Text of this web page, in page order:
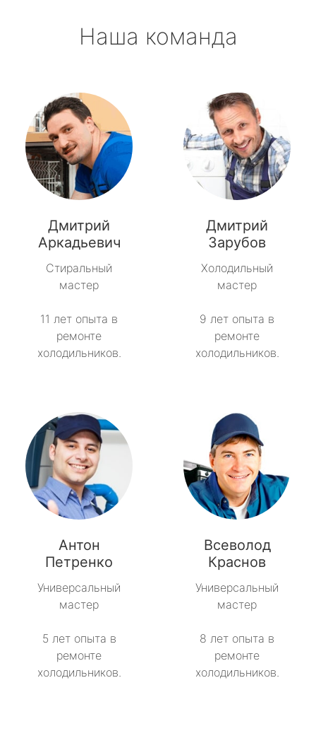
Наша команда
Дмитрий
Аркадьевич
Стиральный
мастер
11 лет опыта в
ремонте
холодильников.
Дмитрий
Зарубов
Холодильный
мастер
9 лет опыта в
ремонте
холодильников.
Антон
Петренко
Универсальный
мастер
5 лет опыта в
ремонте
холодильников.
Всеволод
Краснов
Универсальный
мастер
8 лет опыта в
ремонте
холодильников.